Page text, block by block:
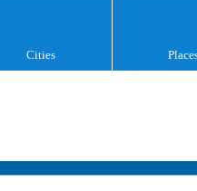
Cities